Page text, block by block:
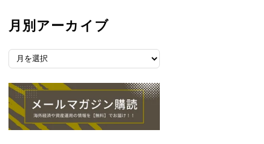
月別アーカイブ
別
ア
ー
カ